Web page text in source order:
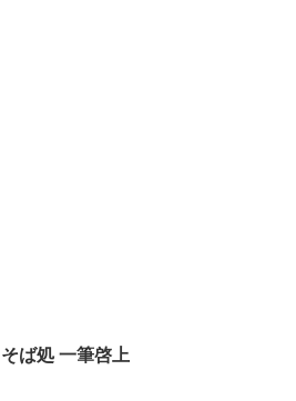
そば処 一筆啓上